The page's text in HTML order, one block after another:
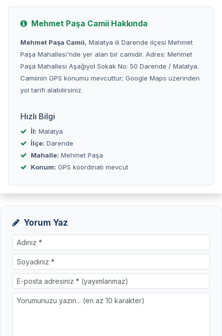
Mehmet Paşa Camii Hakkında
Mehmet Paşa Camii, Malatya ili Darende ilçesi Mehmet
Paşa Mahallesi'nde yer alan bir camidir. Adres: Mehmet
Paşa Mahallesi Aşağıyol Sokak No: 50 Darende / Malatya.
Camiinin GPS konumu mevcuttur; Google Maps üzerinden
yol tarifi alabilirsiniz.
Hızlı Bilgi
İl: Malatya
İlçe: Darende
Mahalle: Mehmet Paşa
Konum: GPS koordinatı mevcut
Yorum Yaz